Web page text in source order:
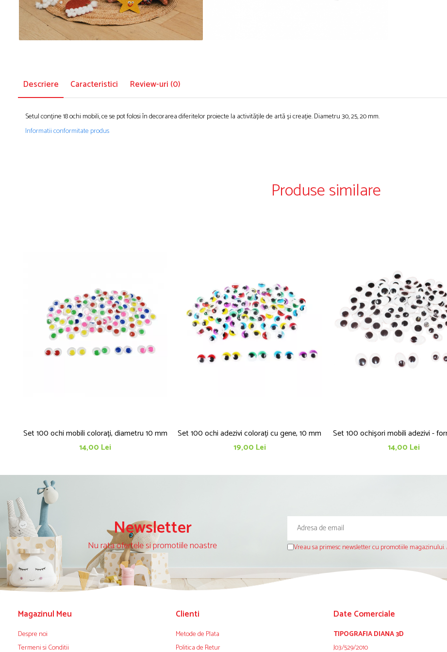
Descriere Caracteristici Review-uri (0)
Setul conține 18 ochi mobili, ce se pot folosi în decorarea diferitelor proiecte la activitățile de artă și creație. Diametru 30, 25, 20 mm.
Informatii conformitate produs
Produse similare
Set 100 ochi mobili colorați, diametru 10 mm
14,00 Lei
Set 100 ochi adezivi colorați cu gene, 10 mm
19,00 Lei
Set 100 ochișori mobili adezivi -
14,00 Lei
Newsletter
Nu rata ofertele si promotiile noastre Vreau sa primesc newsletter cu promotiile
Magazinul Meu
Despre noi
Termeni si Conditii
Clienti
Metode de Plata
Politica de Retur
Date Comerciale
TIPOGRAFIA DIANA 3D
J03/529/2010